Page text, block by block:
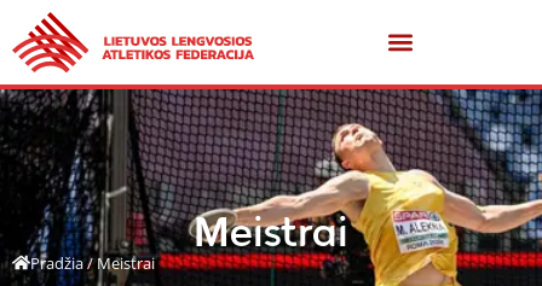
Meistrai
Pradžia/Meistrai